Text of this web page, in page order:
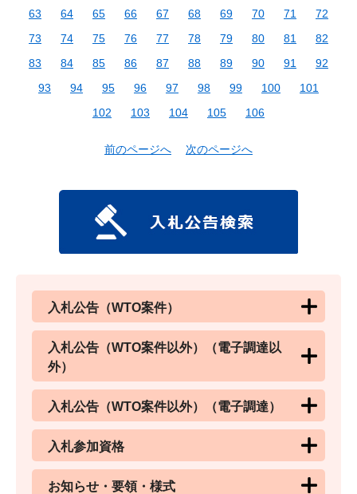
63
64 65 66 67 68 69 70 71
72
73
74 75 76 77 78 79 80 81
82
83
84 85 86 87 88 89 90 91
92
93
94 95 96 97 98 99 100
101
102
103 104 105 106
前のページへ 次のページへ
入札公告（WTO案件）
入札公告（WTO案件以外）（電子調達以
外）
入札公告（WTO案件以外）（電子調達）
入札参加資格
お知らせ・要領・様式